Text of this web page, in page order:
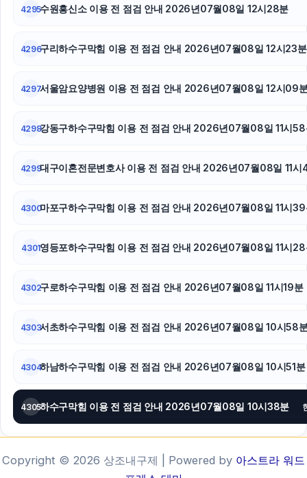
인스타 좋아요 늘리기
쏘나타 장기렌트
4295수원흥신소 이용 전 점검 안내 2026년07월08일 12시28분
4296구리하수구막힘 이용 전 점검 안내 2026년07월08일 12시23분
4297서울암요양병원 이용 전 점검 안내 2026년07월08일 12시09
4298강동구하수구막힘 이용 전 점검 안내 2026년07월08일 11시58
4299대구이혼전문변호사 이용 전 점검 안내 2026년07월08일 11시
4300마포구하수구막힘 이용 전 점검 안내 2026년07월08일 11시39
4301영등포하수구막힘 이용 전 점검 안내 2026년07월08일 11시28
4302구로하수구막힘 이용 전 점검 안내 2026년07월08일 11시19분
4303서초하수구막힘 이용 전 점검 안내 2026년07월08일 10시58
4304하남하수구막힘 이용 전 점검 안내 2026년07월08일 10시51분
4305하수구막힘 이용 전 점검 안내 2026년07월08일 10시38분
Copyright © 2026 상조내구제 | Powered by 아스트라 워드